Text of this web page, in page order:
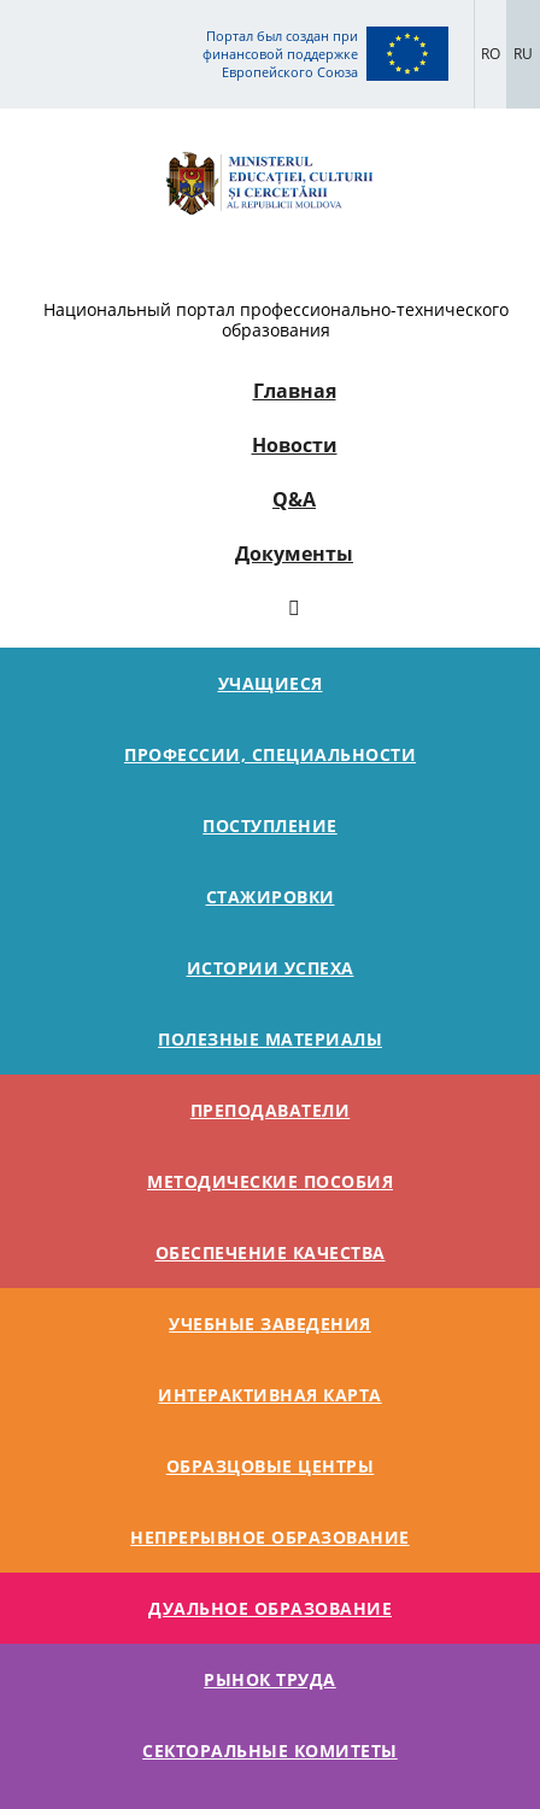
Портал был создан при
финансовой поддержке
Европейского Союза
RO RU
Национальный портал профессионально-технического
образования
Главная
Новости
Q&A
Документы
УЧАЩИЕСЯ
ПРОФЕССИИ, СПЕЦИАЛЬНОСТИ
ПОСТУПЛЕНИЕ
СТАЖИРОВКИ
ИСТОРИИ УСПЕХА
ПОЛЕЗНЫЕ МАТЕРИАЛЫ
ПРЕПОДАВАТЕЛИ
МЕТОДИЧЕСКИЕ ПОСОБИЯ
ОБЕСПЕЧЕНИЕ КАЧЕСТВА
УЧЕБНЫЕ ЗАВЕДЕНИЯ
ИНТЕРАКТИВНАЯ КАРТА
ОБРАЗЦОВЫЕ ЦЕНТРЫ
НЕПРЕРЫВНОЕ ОБРАЗОВАНИЕ
ДУАЛЬНОE ОБРАЗОВАНИЕ
РЫНОК ТРУДА
СЕКТОРАЛЬНЫЕ КОМИТЕТЫ